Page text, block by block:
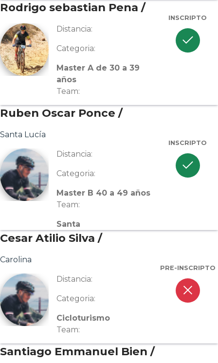
Rodrigo sebastian Pena /
Distancia:
Categoria:
Master A de 30 a 39
años
Team:
INSCRIPTO
check
Ruben Oscar Ponce /
Santa Lucía
Distancia:
Categoria:
Master B 40 a 49 años
Team:
Santa
INSCRIPTO
check
Cesar Atilio Silva /
Carolina
Distancia:
Categoria:
Cicloturismo
Team:
PRE-INSCRIPTO
close
Santiago Emmanuel Bien /